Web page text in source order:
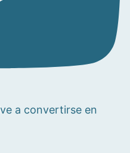
a convertirse en